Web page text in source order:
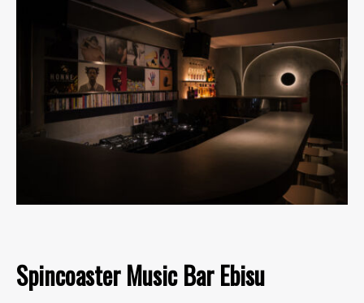
Spincoaster Music Bar Ebisu